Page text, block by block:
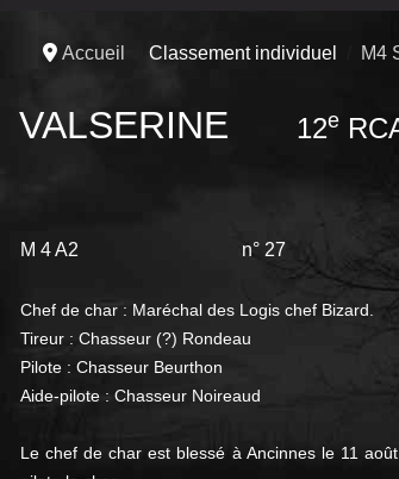
Accueil Classement individuel M4
VALSERINE 12e
M 4 A2 n° 27
Chef de char : Maréchal des Logis chef Bizard.
Tireur : Chasseur (?) Rondeau
Pilote : Chasseur Beurthon
Aide-pilote : Chasseur Noireaud
Le chef de char est blessé à Ancinnes le 11